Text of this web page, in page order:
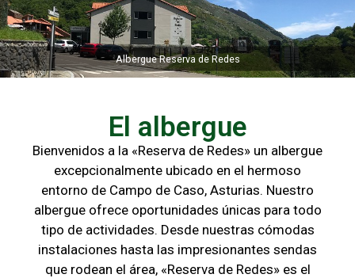
Albergue Reserva de Redes
El albergue
Bienvenidos a la «Reserva de Redes» un albergue
excepcionalmente ubicado en el hermoso
entorno de Campo de Caso, Asturias. Nuestro
albergue ofrece oportunidades únicas para todo
tipo de actividades. Desde nuestras cómodas
instalaciones hasta las impresionantes sendas
que rodean el área, «Reserva de Redes» es el